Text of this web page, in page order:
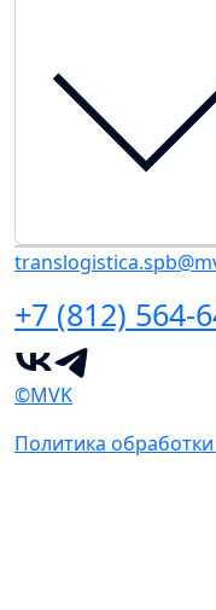
+7 (812) 564-
©MVK
Политика